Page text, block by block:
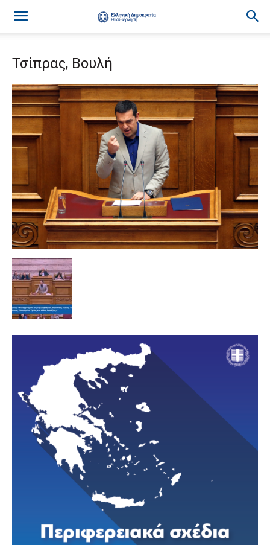
Τσίπρας, Βουλή